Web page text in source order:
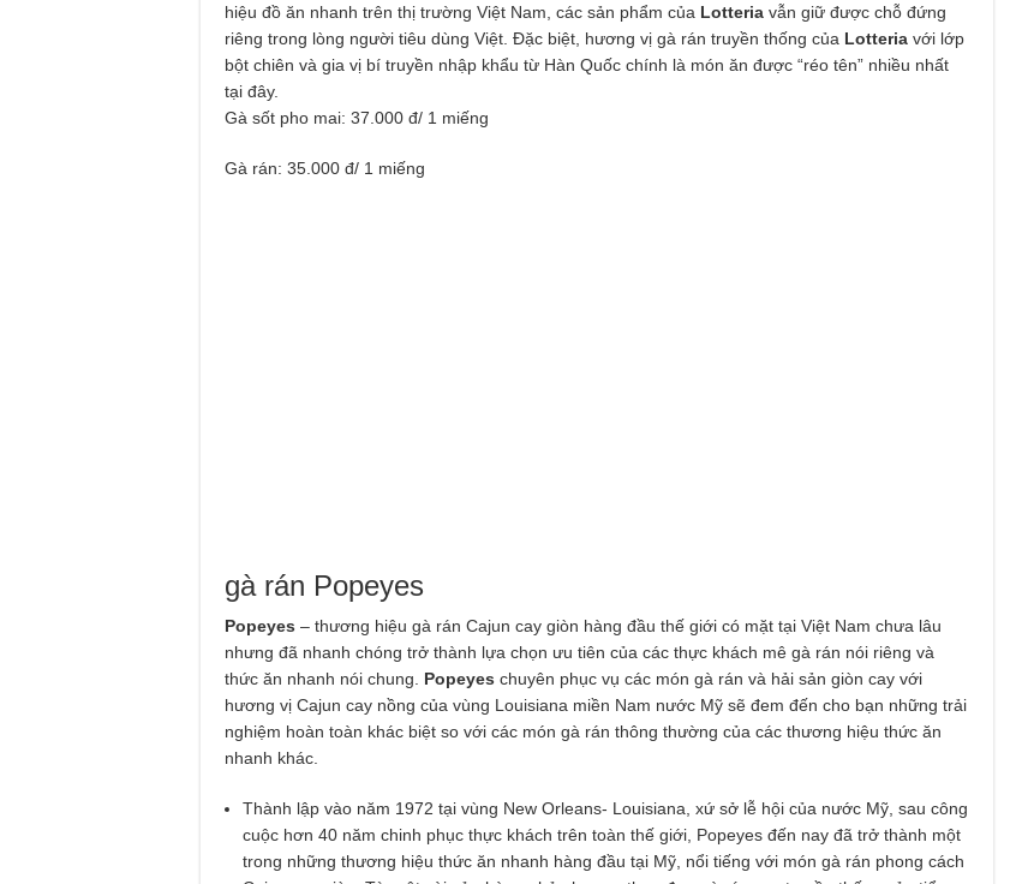
hiệu đồ ăn nhanh trên thị trường Việt Nam, các sản phẩm của Lotteria vẫn giữ được chỗ đứng
riêng trong lòng người tiêu dùng Việt. Đặc biệt, hương vị gà rán truyền thống của Lotteria với lớp
bột chiên và gia vị bí truyền nhập khẩu từ Hàn Quốc chính là món ăn được “réo tên” nhiều nhất
tại đây.
Gà sốt pho mai: 37.000 đ/ 1 miếng
Gà rán: 35.000 đ/ 1 miếng
gà rán Popeyes
Popeyes – thương hiệu gà rán Cajun cay giòn hàng đầu thế giới có mặt tại Việt Nam chưa lâu
nhưng đã nhanh chóng trở thành lựa chọn ưu tiên của các thực khách mê gà rán nói riêng và
thức ăn nhanh nói chung. Popeyes chuyên phục vụ các món gà rán và hải sản giòn cay với
hương vị Cajun cay nồng của vùng Louisiana miền Nam nước Mỹ sẽ đem đến cho bạn những trải
nghiệm hoàn toàn khác biệt so với các món gà rán thông thường của các thương hiệu thức ăn
nhanh khác.
Thành lập vào năm 1972 tại vùng New Orleans- Louisiana, xứ sở lễ hội của nước Mỹ, sau công
cuộc hơn 40 năm chinh phục thực khách trên toàn thế giới, Popeyes đến nay đã trở thành một
trong những thương hiệu thức ăn nhanh hàng đầu tại Mỹ, nổi tiếng với món gà rán phong cách